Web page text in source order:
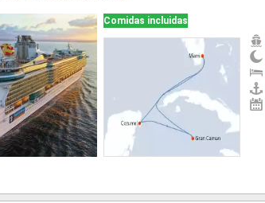
Comidas incluidas